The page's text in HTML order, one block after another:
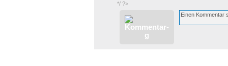
*/ ?>